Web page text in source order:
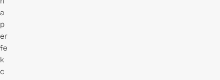
a
p
er
fe
k
c